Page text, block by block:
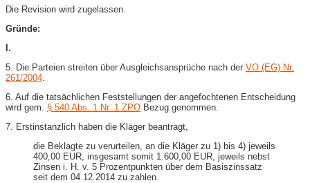
Die Revision wird zugelassen.
Gründe:
I.
5. Die Parteien streiten über Ausgleichsansprüche nach der VO (EG) Nr.
261/2004
6. Auf die tatsächlichen Feststellungen der angefochtenen Entscheidung
wird gem. § 540 Abs. 1 Nr. 1 ZPO Bezug genommen.
7. Erstinstanzlich haben die Kläger beantragt,
die Beklagte zu verurteilen, an die Kläger zu 1) bis 4) jeweils
400,00 EUR, insgesamt somit 1.600,00 EUR, jeweils nebst
Zinsen i. H. v. 5 Prozentpunkten über dem Basiszinssatz
seit dem 04.12.2014 zu zahlen.